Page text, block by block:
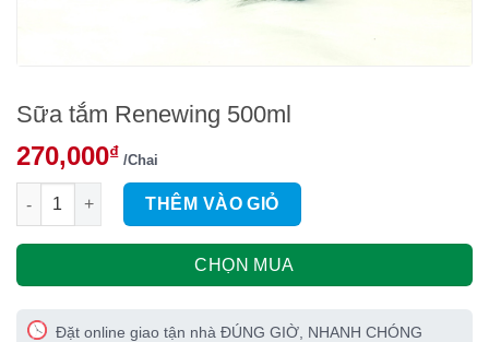
Sữa tắm Renewing 500ml
270,000₫ /Chai
Sữa tắm Renewing 500ml số lượng
THÊM VÀO GIỎ
CHỌN MUA
Đặt online giao tận nhà ĐÚNG GIỜ, NHANH CHÓNG